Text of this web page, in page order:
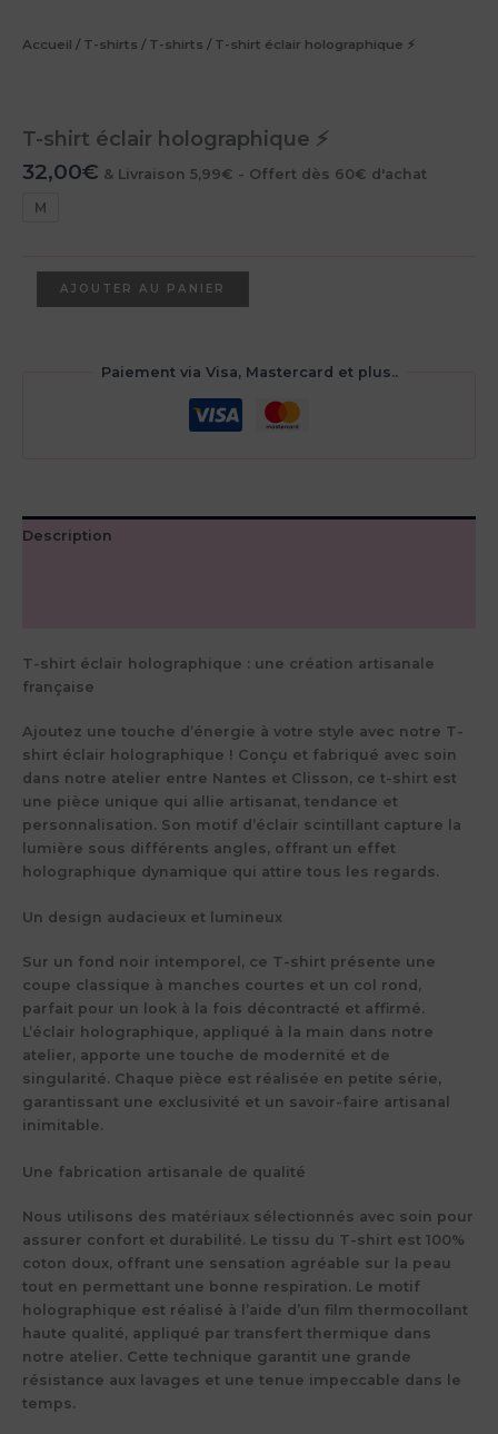
Accueil / T-shirts / T-shirts / T-shirt éclair holographique ⚡️
T-shirt éclair holographique ⚡️
32,00€ & Livraison 5,99€ - Offert dès 60€ d'achat
M
quantité
de
AJOUTER AU PANIER
Paiement via Visa, Mastercard et plus..
Description
T-shirt éclair holographique : une création artisanale
française
Ajoutez une touche d’énergie à votre style avec notre T-
shirt éclair holographique ! Conçu et fabriqué avec soin
dans notre atelier entre Nantes et Clisson , ce t-shirt est
une pièce unique qui allie artisanat, tendance et
personnalisation . Son motif d’éclair scintillant capture la
lumière sous différents angles, offrant un effet
holographique dynamique qui attire tous les regards.
Un design audacieux et lumineux
Sur un fond noir intemporel , ce T-shirt présente une
coupe classique à manches courtes et un col rond,
parfait pour un look à la fois décontracté et affirmé.
L’éclair holographique, appliqué à la main dans notre
atelier, apporte une touche de modernité et de
singularité. Chaque pièce est réalisée en petite série,
garantissant une exclusivité et un savoir-faire artisanal
inimitable.
Une fabrication artisanale de qualité
Nous utilisons des matériaux sélectionnés avec soin pour
assurer confort et durabilité. Le tissu du T-shirt est 100%
coton doux, offrant une sensation agréable sur la peau
tout en permettant une bonne respiration. Le motif
holographique est réalisé à l’aide d’un film thermocollant
haute qualité, appliqué par transfert thermique dans
notre atelier. Cette technique garantit une grande
résistance aux lavages et une tenue impeccable dans le
temps.